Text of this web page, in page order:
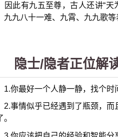
因此有九五至尊，古人还讲“
九九八十一难、九霄、九九歌等
隐士/隐者正位解
1.你最好一个人静一静，找个时
2.事情似乎已经遇到了瓶颈，